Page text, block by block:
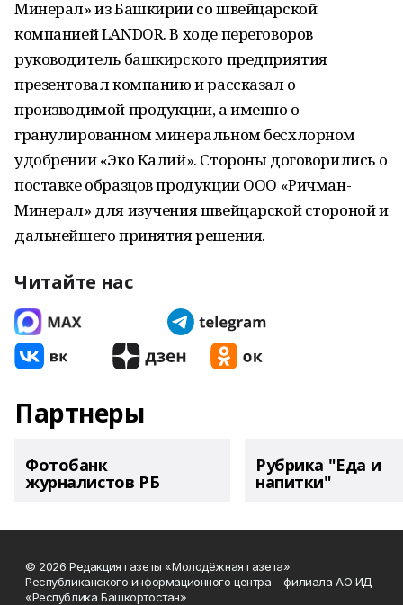
Минерал» из Башкирии со швейцарской
компанией LANDOR. В ходе переговоров
руководитель башкирского предприятия
презентовал компанию и рассказал о
производимой продукции, а именно о
гранулированном минеральном бесхлорном
удобрении «Эко Калий». Стороны договорились о
поставке образцов продукции ООО «Ричман-
Минерал» для изучения швейцарской стороной и
дальнейшего принятия решения.
Читайте нас
Партнеры
Фотобанк
журналистов РБ
Рубрика "Еда и
напитки"
© 2026 Редакция газеты «Молодёжная газета»
Республиканского информационного центра – филиала АО ИД
«Республика Башкортостан»